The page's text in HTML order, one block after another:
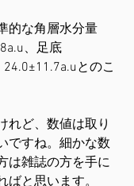
的な角層水分量
、足底
とのこ
れど、数値は取り
ですね。細かな数
は雑誌の方を手に
ばと思います。